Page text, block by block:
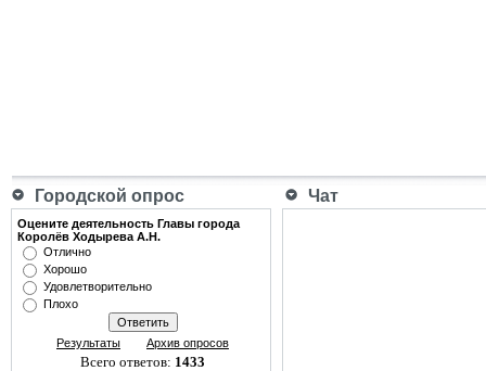
Городской опрос Чат
Оцените деятельность Главы города
Королёв Ходырева А.Н.
Отлично
Хорошо
Удовлетворительно
Плохо
Результаты Архив опросов
Всего ответов: 1433